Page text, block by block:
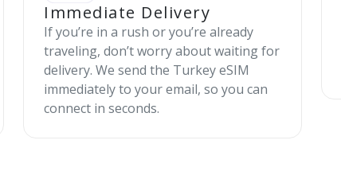
Immediate Delivery
If you’re in a rush or you’re already
traveling, don’t worry about waiting for
delivery. We send the Turkey eSIM
immediately to your email, so you can
connect in seconds.